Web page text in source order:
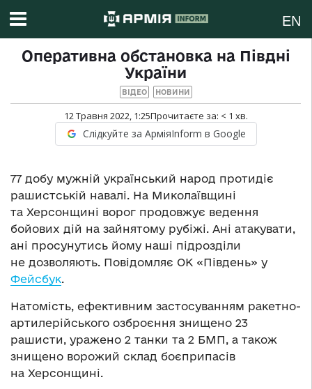
EN
Оперативна обстановка на Півдні
України
ВІДЕО НОВИНИ
12 Травня 2022, 1:25Прочитаєте за: < 1 хв.
Слідкуйте за АрміяInform в Google
77 добу мужній український народ протидіє
рашистській навалі. На Миколаївщині
та Херсонщині ворог продовжує ведення
бойових дій на зайнятому рубіжі. Ані атакувати,
ані просунутись йому наші підрозділи
не дозволяють. Повідомляє ОК «Південь» у
Фейсбук.
Натомість, ефективним застосуванням ракетно-
артилерійського озброєння знищено 23
рашисти, уражено 2 танки та 2 БМП, а також
знищено ворожий склад боєприпасів
на Херсонщині.